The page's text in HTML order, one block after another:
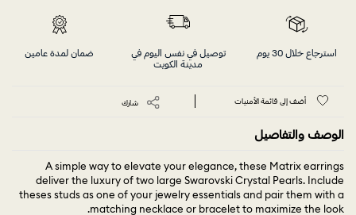
استرجاع خلال 30 يوم
توصيل في نفس اليوم في
مدينة الكويت
ضمان لمدة عامين
أضف إلى قائمة الأمنيات شارك
الوصف والتفاصيل
A simple way to elevate your elegance, these Matrix earrings
deliver the luxury of two large Swarovski Crystal Pearls. Include
theses studs as one of your jewelry essentials and pair them with a
matching necklace or bracelet to maximize the look.